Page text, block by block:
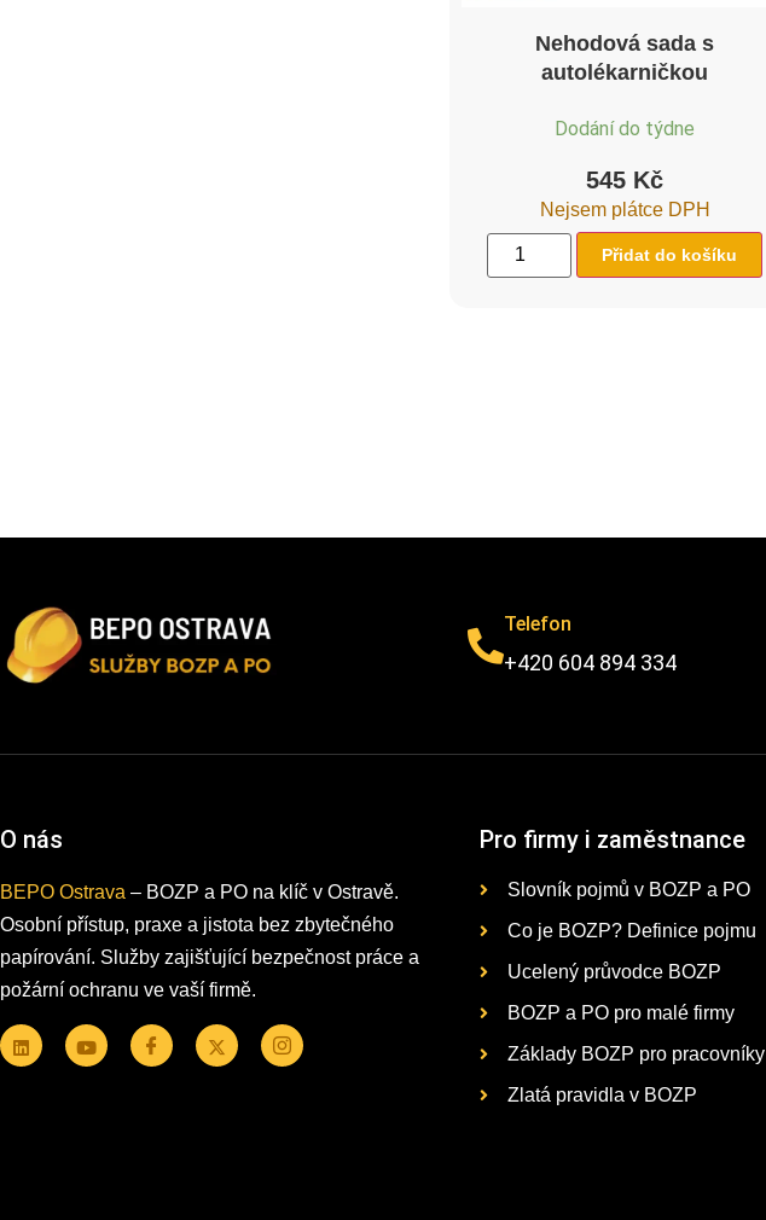
Nehodová sada s
autolékarničkou
Dodání do týdne
545 Kč
Nejsem plátce DPH
Přidat do košíku
Telefon
+420 604 894 334
O nás
BEPO Ostrava – BOZP a PO na klíč v Ostravě.
Osobní přístup, praxe a jistota bez zbytečného
papírování. Služby zajišťující bezpečnost práce a
požární ochranu ve vaší firmě.
Pro firmy i zaměstnance
Slovník pojmů v BOZP a PO
Co je BOZP? Definice pojmu
Ucelený průvodce BOZP
BOZP a PO pro malé firmy
Základy BOZP pro pracovníky
Zlatá pravidla v BOZP